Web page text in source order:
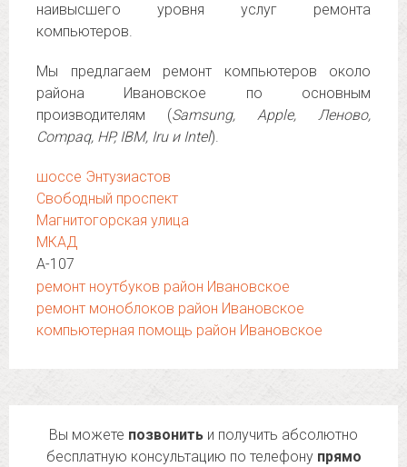
наивысшего уровня услуг ремонта
компьютеров.
Мы предлагаем ремонт компьютеров около
района Ивановское по основным
производителям (Samsung, Apple, Леново,
Compaq, HP, IBM, Iru и Intel).
шоссе Энтузиастов
Свободный проспект
Магнитогорская улица
МКАД
А-107
ремонт ноутбуков район Ивановское
ремонт моноблоков район Ивановское
компьютерная помощь район Ивановское
Вы можете позвонить и получить абсолютно
бесплатную консультацию по телефону прямо